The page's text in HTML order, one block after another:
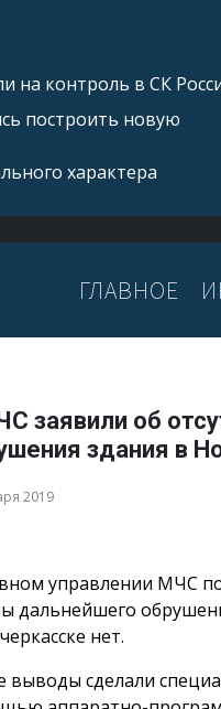
на контроль в СК
построить новую
характера
ГЛАВНОЕ
заявили об
здания в
2019
управлении МЧС
дальнейшего
нет.
выводы сделали